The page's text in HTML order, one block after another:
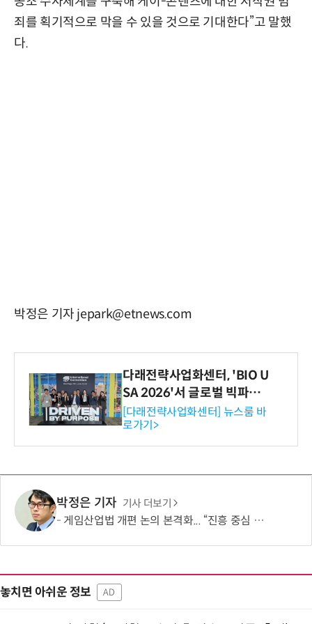
죄를 획기적으로 막을 수 있을 것으로 기대한다”고 말했
다.
박정은 기자 jepark@etnews.com
다래전략사업화센터, 'BIO U
SA 2026'서 글로벌 빅파마
와의 비즈니스 미팅 지원…K
-바이오 해외 진출 교두보 확
보
[다래전략사업화센터] 뉴스룸 바
로가기>
박정은 기자 기사 더보기
게임산업법 개편 논의 본격화... “진흥 중심 전환 속 세부 보완 필요”
놓치면 아쉬운 정보 AD